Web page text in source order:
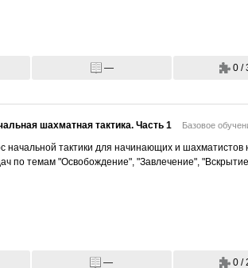
— 0 /
шахматная тактика. Часть 1 Базовое
начальной тактики для начинающих и
по темам "Освобождение", "Завлечение",
— 0 /